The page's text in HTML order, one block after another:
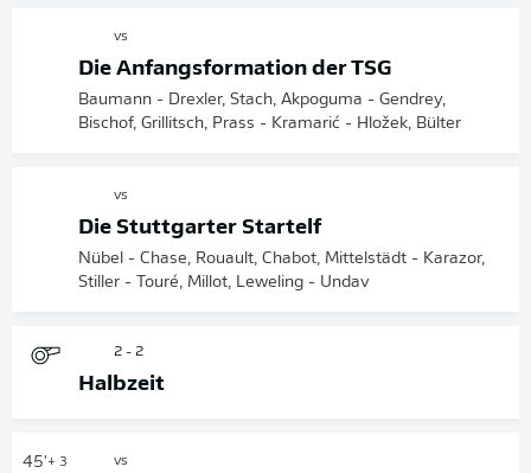
vs
Die Anfangsformation der TSG
Baumann - Drexler, Stach, Akpoguma - Gendrey,
Bischof, Grillitsch, Prass - Kramarić - Hložek, Bülter
vs
Die Stuttgarter Startelf
Nübel - Chase, Rouault, Chabot, Mittelstädt - Karazor,
Stiller - Touré, Millot, Leweling - Undav
2 - 2
Halbzeit
45'+ 3 vs